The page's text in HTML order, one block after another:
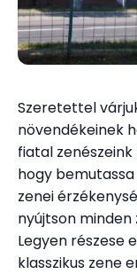
Szeretettel
növendékeinek
fiatal
hogy
zenei
nyújtson
Legyen részese
klasszikus zene